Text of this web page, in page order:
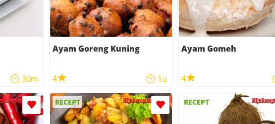
30m
Ayam Goreng Kuning
4 1u
Ayam Gomeh
4
RECEPT RECEPT